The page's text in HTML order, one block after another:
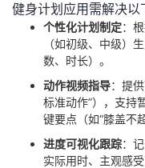
健身计划应用需解决以
​个性化计划制定​：
（如初级、中级）
数、时长）。
​动作视频指导​：提
标准动作”），支持
键要点（如“膝盖不
​进度可视化跟踪​：
实际用时、主观感